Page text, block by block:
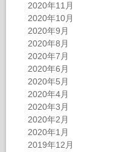
2020年11月
2020年10月
2020年9月
2020年8月
2020年7月
2020年6月
2020年5月
2020年4月
2020年3月
2020年2月
2020年1月
2019年12月